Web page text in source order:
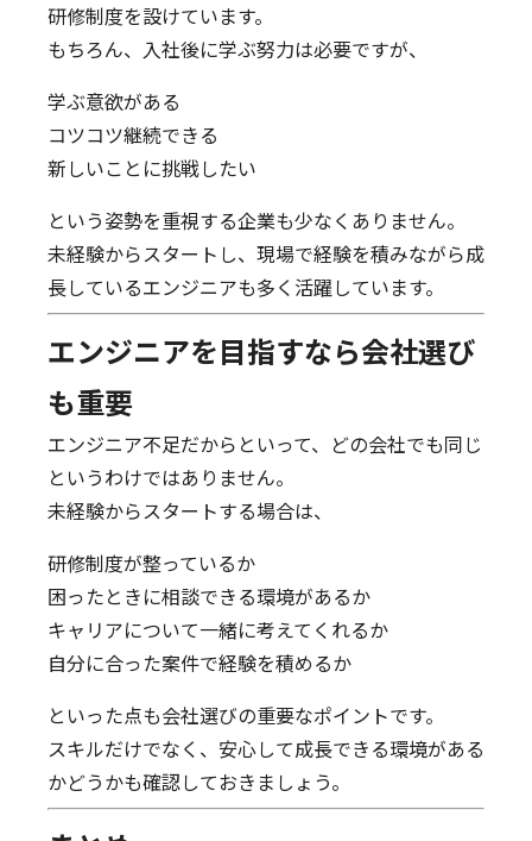
研修制度を設けています。
もちろん、入社後に学ぶ努力は必要ですが、
学ぶ意欲がある
コツコツ継続できる
新しいことに挑戦したい
という姿勢を重視する企業も少なくありません。
未経験からスタートし、現場で経験を積みながら成
長しているエンジニアも多く活躍しています。
エンジニアを目指すなら会社選び
も重要
エンジニア不足だからといって、どの会社でも同じ
というわけではありません。
未経験からスタートする場合は、
研修制度が整っているか
困ったときに相談できる環境があるか
キャリアについて一緒に考えてくれるか
自分に合った案件で経験を積めるか
といった点も会社選びの重要なポイントです。
スキルだけでなく、安心して成長できる環境がある
かどうかも確認しておきましょう。